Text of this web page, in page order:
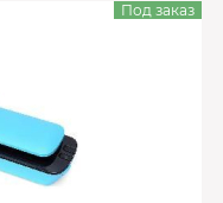
Под заказ